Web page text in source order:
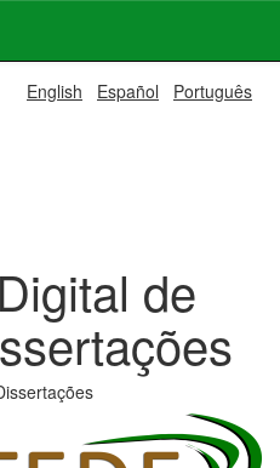
English Español Português
de